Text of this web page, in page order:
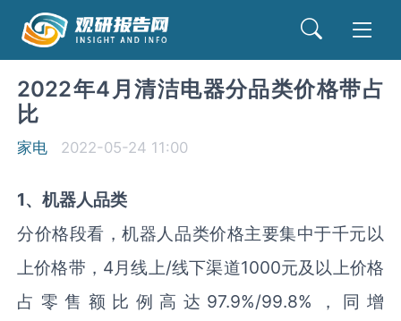
2022年4月清洁电器分品类价格带占
比
家电 2022-05-24 11:00
1、机器人品类
分价格段看，机器人品类价格主要集中于千元以
上价格带，4月线上/线下渠道1000元及以上价格
占零售额比例高达97.9%/99.8%，同增